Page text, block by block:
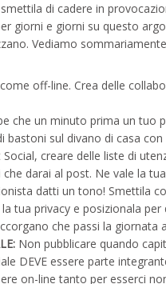
di cadere in
giorni e giorni su questo
Vediamo
off-line. Crea delle
che un minuto prima un tuo
sul divano di casa
creare delle liste di
darai al post. Ne vale la
datti un tono! Smettila
tua privacy e posizionala per
che passi la giornata
Non pubblicare quando
DEVE essere parte
on-line tanto per esserci